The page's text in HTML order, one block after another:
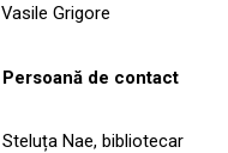
Vasile Grigore
Persoană de contact
Steluța Nae, bibliotecar